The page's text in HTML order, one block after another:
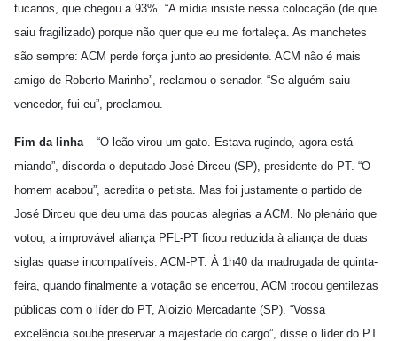
tucanos, que chegou a 93%. “A mídia insiste nessa colocação (de que
saiu fragilizado) porque não quer que eu me fortaleça. As manchetes
são sempre: ACM perde força junto ao presidente. ACM não é mais
amigo de Roberto Marinho”, reclamou o senador. “Se alguém saiu
vencedor, fui eu”, proclamou.
Fim da linha– “O leão virou um gato. Estava rugindo, agora está
miando”, discorda o deputado José Dirceu (SP), presidente do PT. “O
homem acabou”, acredita o petista. Mas foi justamente o partido de
José Dirceu que deu uma das poucas alegrias a ACM. No plenário que
votou, a improvável aliança PFL-PT ficou reduzida à aliança de duas
siglas quase incompatíveis: ACM-PT. À 1h40 da madrugada de quinta-
feira, quando finalmente a votação se encerrou, ACM trocou gentilezas
públicas com o líder do PT, Aloizio Mercadante (SP). “Vossa
excelência soube preservar a majestade do cargo”, disse o líder do PT.